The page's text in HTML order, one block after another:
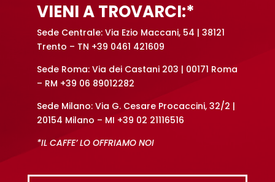
VIENI A TROVARCI:*
Sede Centrale: Via Ezio Maccani, 54 | 38121
Trento – TN +39 0461 421609
Sede Roma: Via dei Castani 203 | 00171 Roma
– RM +39 06 89012282
Sede Milano: Via G. Cesare Procaccini, 32/2 |
20154 Milano – MI +39 02 21116516
*IL CAFFE’ LO OFFRIAMO NOI